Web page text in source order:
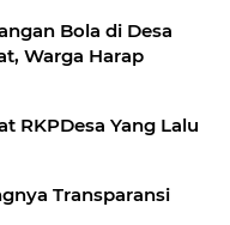
Bola di Desa
Warga Harap
RKPDesa Yang Lalu
Transparansi